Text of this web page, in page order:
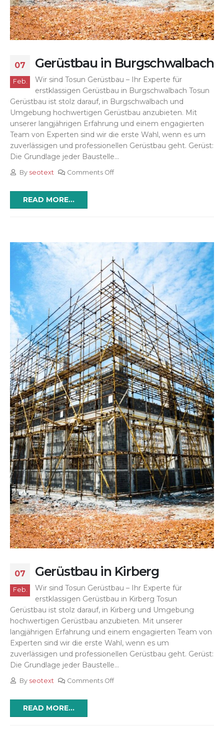
07
Feb.
Gerüstbau in Burgschwalbach
Wir sind Tosun Gerüstbau – Ihr Experte für
erstklassigen Gerüstbau in Burgschwalbach Tosun
Gerüstbau ist stolz darauf, in Burgschwalbach und
Umgebung hochwertigen Gerüstbau anzubieten. Mit
unserer langjährigen Erfahrung und einem engagierten
Team von Experten sind wir die erste Wahl, wenn es um
zuverlässigen und professionellen Gerüstbau geht. Gerüst:
Die Grundlage jeder Baustelle...
By seotext Comments Off
READ MORE...
07
Feb.
Gerüstbau in Kirberg
Wir sind Tosun Gerüstbau – Ihr Experte für
erstklassigen Gerüstbau in Kirberg Tosun
Gerüstbau ist stolz darauf, in Kirberg und Umgebung
hochwertigen Gerüstbau anzubieten. Mit unserer
langjährigen Erfahrung und einem engagierten Team von
Experten sind wir die erste Wahl, wenn es um
zuverlässigen und professionellen Gerüstbau geht. Gerüst:
Die Grundlage jeder Baustelle...
By seotext Comments Off
READ MORE...